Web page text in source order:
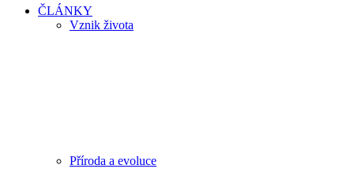
ČLÁNKY
Vznik života
Příroda a evoluce